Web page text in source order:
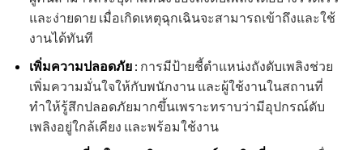
และง่ายดาย เมื่อเกิดเหตุฉุกเฉินจะสามารถเข้าถึงและใช้
งานได้ทันที
เพิ่มความปลอดภัย : การมีป้ายชี้ตำแหน่งถังดับเพลิงช่วย
เพิ่มความมั่นใจให้กับพนักงาน และผู้ใช้งานในสถานที่
ทำให้รู้สึกปลอดภัยมากขึ้นเพราะทราบว่ามีอุปกรณ์ดับ
เพลิงอยู่ใกล้เคียง และพร้อมใช้งาน